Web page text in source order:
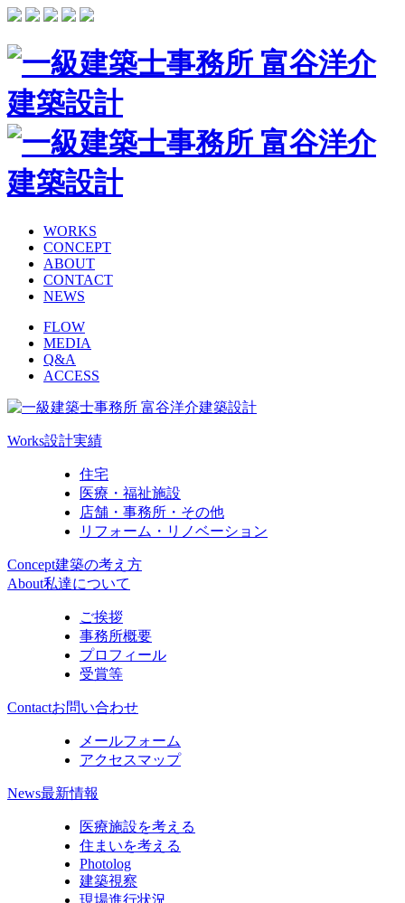
WORKS
CONCEPT
ABOUT
CONTACT
NEWS
FLOW
MEDIA
Q&A
ACCESS
Works設計実績
住宅
医療・福祉施設
店舗・事務所・その他
リフォーム・リノベーション
Concept建築の考え方
About私達について
ご挨拶
事務所概要
プロフィール
受賞等
Contactお問い合わせ
メールフォーム
アクセスマップ
News最新情報
医療施設を考える
住まいを考える
Photolog
建築視察
現場進行状況